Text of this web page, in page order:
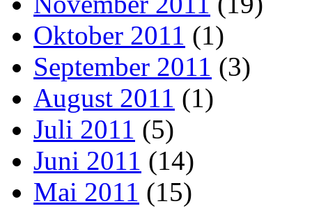
Oktober 2011 (1)
September 2011 (3)
August 2011 (1)
Juli 2011 (5)
Juni 2011 (14)
Mai 2011 (15)